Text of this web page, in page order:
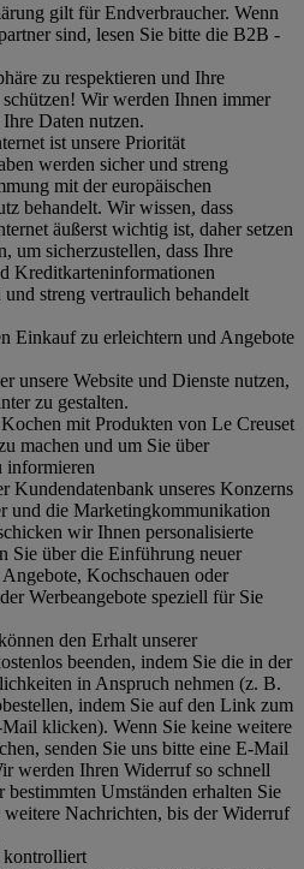
gilt für Endverbraucher. Wenn
sind, lesen Sie bitte die B2B -
zu respektieren und Ihre
Wir werden Ihnen immer
Daten nutzen.
ist unsere Priorität
werden sicher und streng
mit der europäischen
behandelt. Wir wissen, dass
äußerst wichtig ist, daher setzen
um sicherzustellen, dass Ihre
Kreditkarteninformationen
streng vertraulich behandelt
Einkauf zu erleichtern und Angebote
unsere Website und Dienste nutzen,
zu gestalten.
mit Produkten von Le Creuset
machen und um Sie über
informieren
Kundendatenbank unseres Konzerns
und die Marketingkommunikation
wir Ihnen personalisierte
Sie über die Einführung neuer
Kochschauen oder
Werbeangebote speziell für Sie
den Erhalt unserer
beenden, indem Sie die in der
in Anspruch nehmen (z. B.
indem Sie auf den Link zum
klicken). Wenn Sie keine weitere
senden Sie uns bitte eine E-Mail
werden Ihren Widerruf so schnell
Umständen erhalten Sie
Nachrichten, bis der Widerruf
kontrolliert